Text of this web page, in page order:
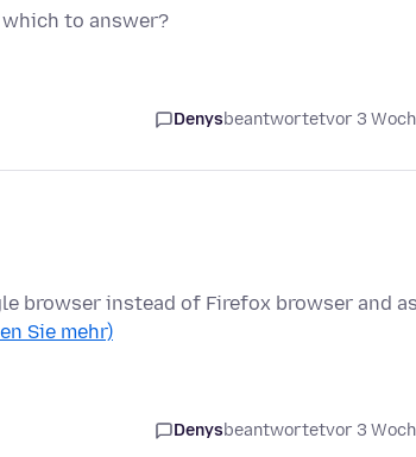
to answer?
Denysbeantwortetvor 3
browser instead of Firefox browser and
Sie mehr)
Denysbeantwortetvor 3